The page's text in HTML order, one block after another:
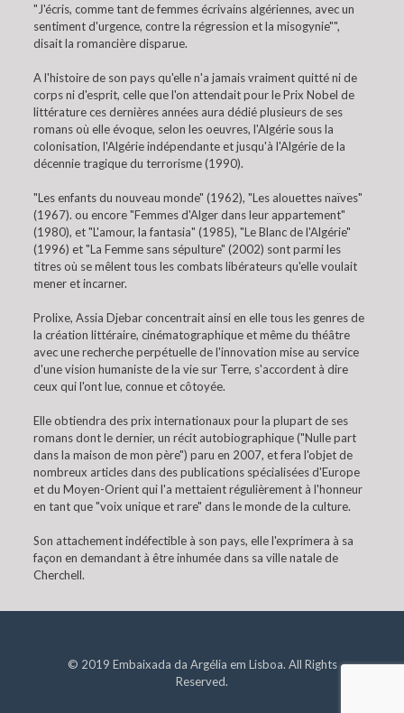
"J'écris, comme tant de femmes écrivains algériennes, avec un
sentiment d'urgence, contre la régression et la misogynie"",
disait la romancière disparue.
A l'histoire de son pays qu'elle n'a jamais vraiment quitté ni de
corps ni d'esprit, celle que l'on attendait pour le Prix Nobel de
littérature ces dernières années aura dédié plusieurs de ses
romans où elle évoque, selon les oeuvres, l'Algérie sous la
colonisation, l'Algérie indépendante et jusqu'à l'Algérie de la
décennie tragique du terrorisme (1990).
"Les enfants du nouveau monde" (1962), "Les alouettes naïves"
(1967). ou encore "Femmes d'Alger dans leur appartement"
(1980), et "L'amour, la fantasia" (1985), "Le Blanc de l'Algérie"
(1996) et "La Femme sans sépulture" (2002) sont parmi les
titres où se mêlent tous les combats libérateurs qu'elle voulait
mener et incarner.
Prolixe, Assia Djebar concentrait ainsi en elle tous les genres de
la création littéraire, cinématographique et même du théâtre
avec une recherche perpétuelle de l'innovation mise au service
d'une vision humaniste de la vie sur Terre, s'accordent à dire
ceux qui l'ont lue, connue et côtoyée.
Elle obtiendra des prix internationaux pour la plupart de ses
romans dont le dernier, un récit autobiographique ("Nulle part
dans la maison de mon père") paru en 2007, et fera l'objet de
nombreux articles dans des publications spécialisées d'Europe
et du Moyen-Orient qui l'a mettaient régulièrement à l'honneur
en tant que "voix unique et rare" dans le monde de la culture.
Son attachement indéfectible à son pays, elle l'exprimera à sa
façon en demandant à être inhumée dans sa ville natale de
Cherchell.
© 2019 Embaixada da Argélia em Lisboa. All Rights
Reserved.